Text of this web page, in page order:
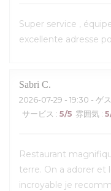
Super service ,
excellente adresse
Sabri C
2026-07-29 - 19:30 - ゲ
サービス : 5/5 雰囲気 : 5
Restaurant
terre. On a adorer et
incroyable je